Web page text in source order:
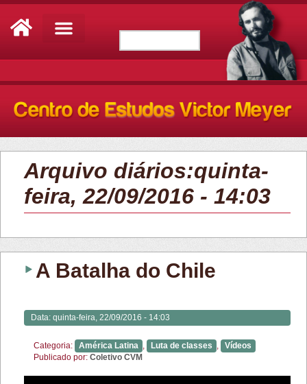
Arquivo diários:quinta-
feira, 22/09/2016 - 14:03
A Batalha do Chile
Data: quinta-feira, 22/09/2016 - 14:03
Categoria: América Latina , Luta de classes ,
Vídeos
Publicado por: Coletivo CVM